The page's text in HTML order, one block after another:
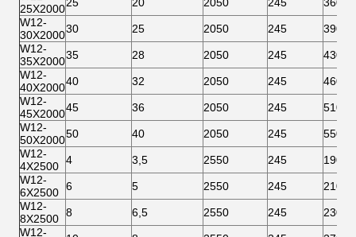
25X2000
W12-
30X200030 25 2050 245
390
W12-
35X200035 28 2050 245
430
W12-
40X200040 32 2050 245
460
W12-
45X200045 36 2050 245
510
W12-
50X200050 40 2050 245
550
W12-
4X2500 4 3,5 2550 245
190
W12-
6X2500 6 5 2550 245
210
W12-
8X2500 8 6,5 2550 245
230
W12-